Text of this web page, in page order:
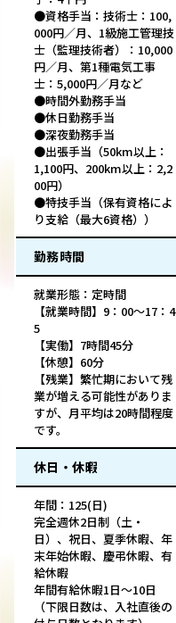
●資格手当：技術士：100,
000円／月、1級施工管理技
士（監理技術者）：10,000
円／月、第1種電気工事
士：5,000円／月など
●時間外勤務手当
●休日勤務手当
●深夜勤務手当
●出張手当（50km以上：
1,100円、200km以上：2,2
00円）
●特技手当（保有資格によ
り支給（最大6資格））
勤務時間
就業形態：定時間
【就業時間】9：00～17：4
5
【実働】7時間45分
【休憩】60分
【残業】繁忙期において残
業が増える可能性がありま
すが、月平均は20時間程度
です。
休日・休暇
年間：125(日)
完全週休2日制（土・
日）、祝日、夏季休暇、年
末年始休暇、慶弔休暇、有
給休暇
年間有給休暇1日～10日
（下限日数は、入社直後の